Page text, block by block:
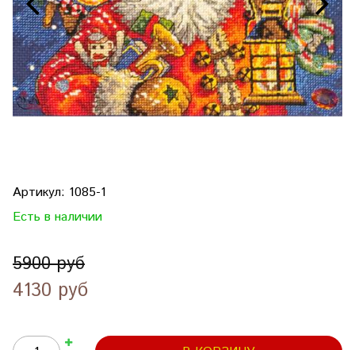
Артикул: 1085-1
Есть в наличии
5900 руб
4130 руб